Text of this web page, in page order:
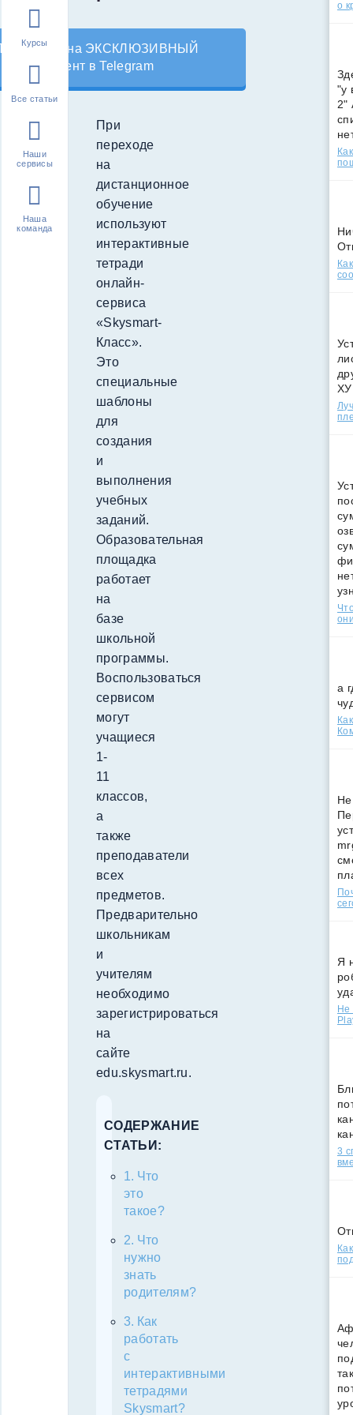
Курсы
Все статьи
Наши
сервисы
Наша
команда
на ЭКСКЛЮЗИВНЫЙ
контент в Telegram
При
переходе
на
дистанционное
обучение
используют
интерактивные
тетради
онлайн-
сервиса
«Skysmart-
Класс».
Это
специальные
шаблоны
для
создания
и
выполнения
учебных
заданий.
Образовательная
площадка
работает
на
базе
школьной
программы.
Воспользоваться
сервисом
могут
учащиеся
1-
11
классов,
а
также
преподаватели
всех
предметов.
Предварительно
школьникам
и
учителям
необходимо
зарегистрироваться
на
сайте
edu.skysmart.ru.
СОДЕРЖАНИЕ
СТАТЬИ:
Что
это
такое?
Что
нужно
знать
родителям?
Как
работать
с
интерактивными
тетрадями
Skysmart?
о
"у
2"
а
Не
Я
Не
3